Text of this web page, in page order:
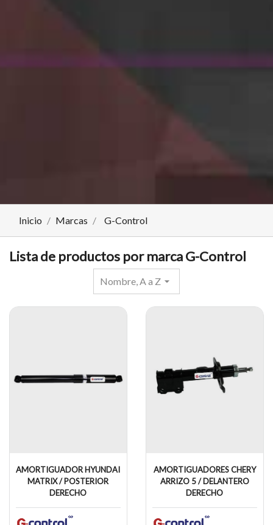
Inicio Marcas G-Control
Lista de productos por marca G-Control
Nombre, A a Z arrow_drop_down
AMORTIGUADOR HYUNDAI
MATRIX / POSTERIOR
DERECHO
AMORTIGUADORES CHERY
ARRIZO 5 / DELANTERO
DERECHO